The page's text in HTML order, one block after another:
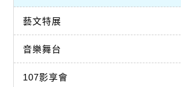
藝文特展
音樂舞台
107影享會